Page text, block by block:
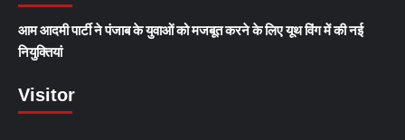
आम आदमी पार्टी ने पंजाब के युवाओं को मजबूत करने के लिए यूथ विंग में की नई
नियुक्तियां
Visitor